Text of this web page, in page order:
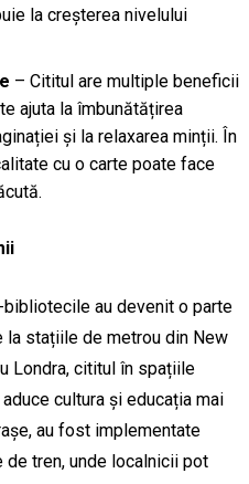
la creșterea nivelului
– Cititul are multiple beneficii
ajuta la îmbunătățirea
și la relaxarea minții. În
cu o carte poate face
bibliotecile au devenit o parte
la stațiile de metrou din New
Londra, cititul în spațiile
cultura și educația mai
au fost implementate
tren, unde localnicii pot